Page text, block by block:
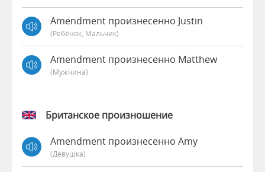
Amendment произнесенно Justin
(Ребёнок, Мальчик)
Amendment произнесенно Matthew
(мужчина)
Британское произношение
Amendment произнесенно Amy
(девушка)